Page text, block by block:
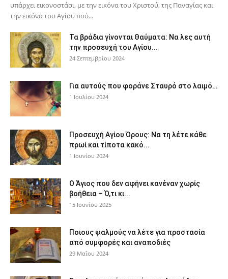
υπάρχει εικονοστάσι, με την εικόνα του Χριστού, της Παν­αγίας και
την εικόνα του Αγίου πού...
Τα βράδια γίνονται Θαύματα: Να λες αυτή
την προσευχή του Αγίου...
24 Σεπτεμβρίου 2024
Για αυτούς που φοράνε Σταυρό στο λαιμό…
1 Ιουλίου 2024
Προσευχή Αγίου Όρους: Να τη λέτε κάθε
πρωί και τίποτα κακό...
1 Ιουνίου 2024
Ο Άγιος που δεν αφήνει κανέναν χωρίς
βοήθεια – Ό,τι κι...
15 Ιουνίου 2025
Ποιους ψαλμούς να λέτε για προστασία
από συμφορές και αναποδιές
29 Μαΐου 2024